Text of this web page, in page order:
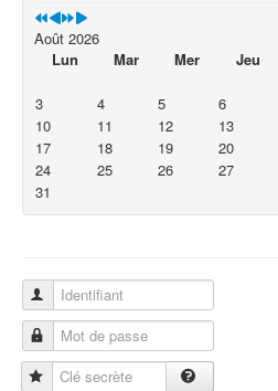
Août 2026
Lun
Mar Mer Jeu
3
4 5 6
10
11 12 13
17
18 19 20
24
25 26 27
31
Identifiant
Mot de passe
Clé secrète